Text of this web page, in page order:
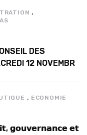
,
DES
12 NOVEMBRE
, ECONOMIE
𝗴𝗼𝘂𝘃𝗲𝗿𝗻𝗮𝗻𝗰𝗲 𝗲𝘁